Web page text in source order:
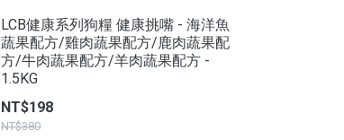
LCB健康系列狗糧 健康挑嘴 - 海洋魚
蔬果配方/雞肉蔬果配方/鹿肉蔬果配
方/牛肉蔬果配方/羊肉蔬果配方 -
1.5KG
NT$198
NT$380